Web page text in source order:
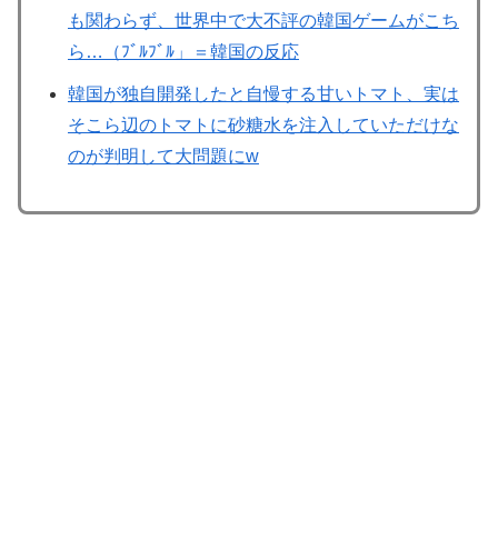
も関わらず、世界中で大不評の韓国ゲームがこち
ら…（ﾌﾞﾙﾌﾞﾙ」＝韓国の反応
韓国が独自開発したと自慢する甘いトマト、実は
そこら辺のトマトに砂糖水を注入していただけな
のが判明して大問題にw